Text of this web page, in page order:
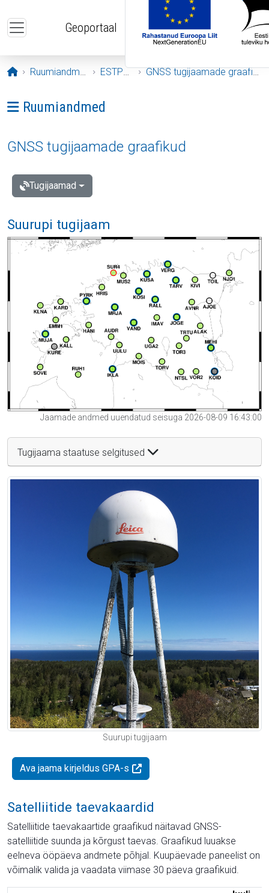
Geoportaal
Avaleht
Ruumiandmed ESTPOS GNSS tugijaamade graafikud
Ava menüü: Ruumiandmed
Ruumiandmed
GNSS tugijaamade graafikud
Tugijaamad
Suurupi tugijaam
Jaamade andmed uuendatud seisuga 2026-08-09 16:43:00
Tugijaama staatuse selgitused
Suurupi tugijaam
Ava jaama kirjeldus GPA-s
Satelliitide taevakaardid
Satelliitide taevakaartide graafikud näitavad GNSS-
satelliitide suunda ja kõrgust taevas. Graafikud luuakse
eelneva ööpäeva andmete põhjal. Kuupäevade paneelist on
võimalik valida ja vaadata viimase 30 päeva graafikuid.